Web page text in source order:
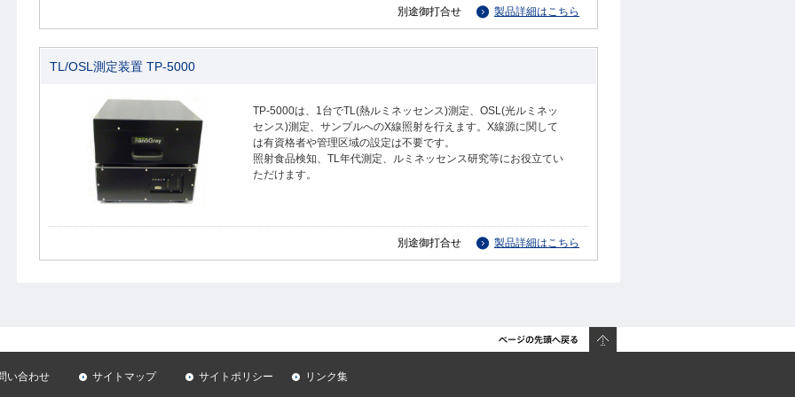
別途御打合せ 製品詳細はこちら
TL/OSL測定装置 TP-5000
TP-5000は、1台でTL(熱ルミネッセンス)測定、OSL(光ルミネッ
センス)測定、サンプルへのX線照射を行えます。X線源に関して
は有資格者や管理区域の設定は不要です。
照射食品検知、TL年代測定、ルミネッセンス研究等にお役立てい
ただけます。
別途御打合せ 製品詳細はこちら
い合わせ サイトマップ サイトポリシー リンク集